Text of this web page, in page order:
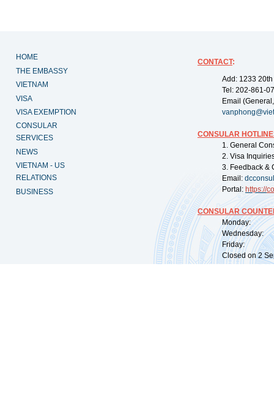
HOME
THE EMBASSY
VIETNAM
VISA
VISA EXEMPTION
CONSULAR
SERVICES
NEWS
VIETNAM - US
RELATIONS
BUSINESS
CONTACT:
Add: 1233
Tel: 202-861-
Email
CONSULAR
1. General
2. Visa
3. Feedback &
Email:
Portal: https://
CONSULAR
Monday:
Wednesday:
Friday:
Closed on 2